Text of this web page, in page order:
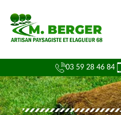
03 59 28 46 84